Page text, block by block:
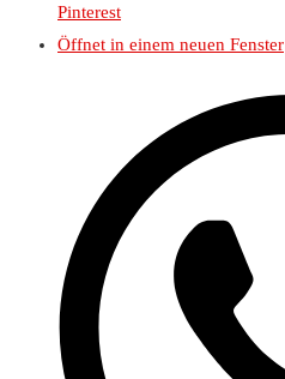
Pinterest
Öffnet in einem neuen Fenster